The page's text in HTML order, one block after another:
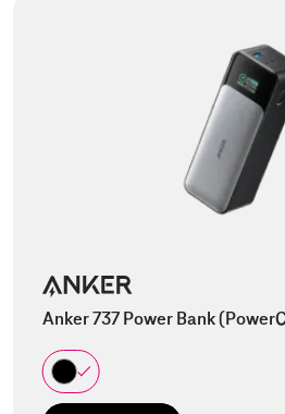
Anker 737 Power Bank